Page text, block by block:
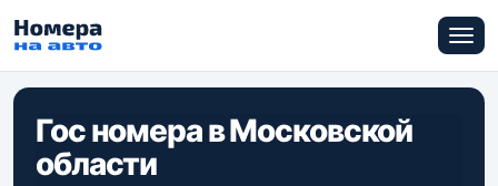
Гос номера в Московской
области